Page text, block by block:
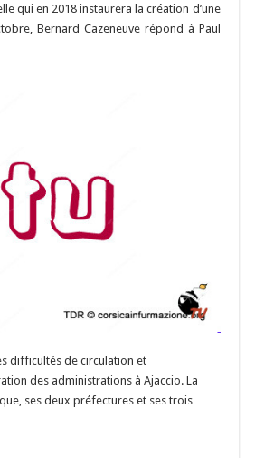
qui en 2018 instaurera la création d’une
Bernard Cazeneuve répond à Paul
difficultés de circulation et
des administrations à Ajaccio. La
ses deux préfectures et ses trois